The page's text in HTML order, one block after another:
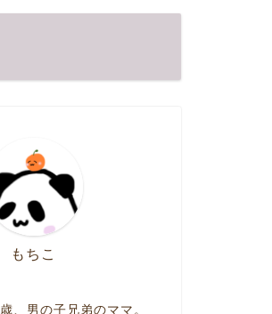
もちこ
、男の子兄弟のママ。